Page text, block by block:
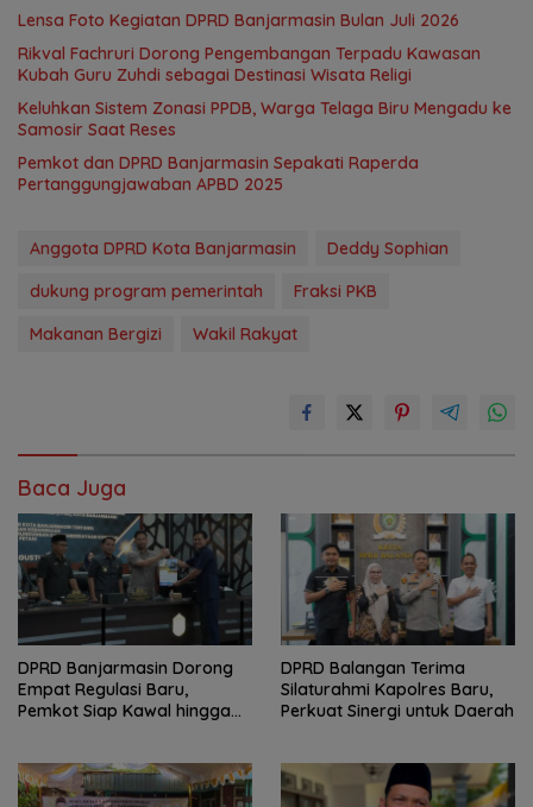
Lensa Foto Kegiatan DPRD Banjarmasin Bulan Juli 2026
Rikval Fachruri Dorong Pengembangan Terpadu Kawasan
Kubah Guru Zuhdi sebagai Destinasi Wisata Religi
Keluhkan Sistem Zonasi PPDB, Warga Telaga Biru Mengadu ke
Samosir Saat Reses
Pemkot dan DPRD Banjarmasin Sepakati Raperda
Pertanggungjawaban APBD 2025
Anggota DPRD Kota Banjarmasin
Deddy Sophian
dukung program pemerintah
Fraksi PKB
Makanan Bergizi
Wakil Rakyat
Baca Juga
DPRD Banjarmasin Dorong
Empat Regulasi Baru,
Pemkot Siap Kawal hingga
DPRD Balangan Terima
Silaturahmi Kapolres Baru,
Perkuat Sinergi untuk Daerah